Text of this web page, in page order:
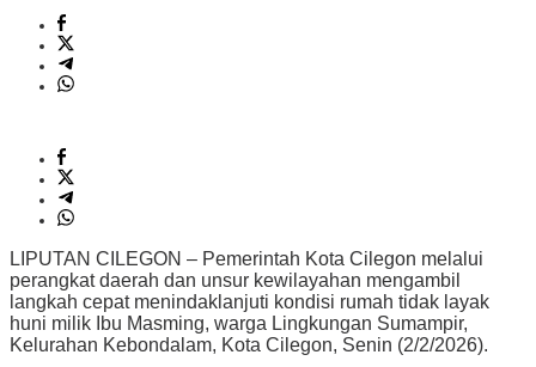
LIPUTAN CILEGON – Pemerintah Kota Cilegon melalui
perangkat daerah dan unsur kewilayahan mengambil
langkah cepat menindaklanjuti kondisi rumah tidak layak
huni milik Ibu Masming, warga Lingkungan Sumampir,
Kelurahan Kebondalam, Kota Cilegon, Senin (2/2/2026).